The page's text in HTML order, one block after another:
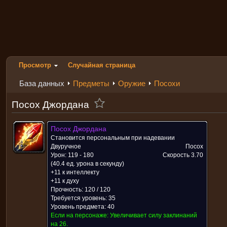
Просмотр Случайная страница
База данных Предметы Оружие Посохи
Посох Джордана
Посох Джордана
Становится персональным при надевании
Двуручное
Посох
Урон: 119 - 180
Скорость 3.70
(40.4 ед. урона в секунду)
+11 к интеллекту
+11 к духу
Прочность: 120 / 120
Требуется уровень: 35
Уровень предмета: 40
Если на персонаже: Увеличивает силу заклинаний
на 26.